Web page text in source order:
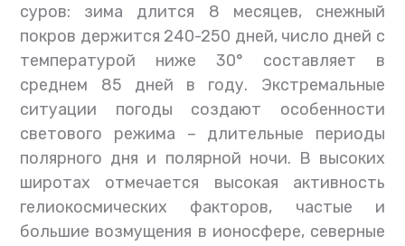
суров: зима длится 8 месяцев, снежный
покров держится 240-250 дней, число дней с
температурой ниже 30° составляет в
среднем 85 дней в году. Экстремальные
ситуации погоды создают особенности
светового режима – длительные периоды
полярного дня и полярной ночи. В высоких
широтах отмечается высокая активность
гелиокосмических факторов, частые и
большие возмущения в ионосфере, северные